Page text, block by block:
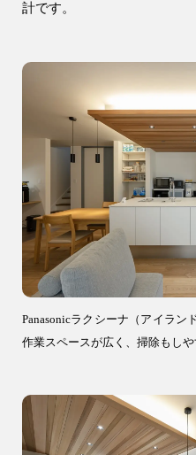
計です。
Panasonicラクシーナ（アイラ
作業スペースが広く、掃除もしや
営業時間
（定休／水曜日）